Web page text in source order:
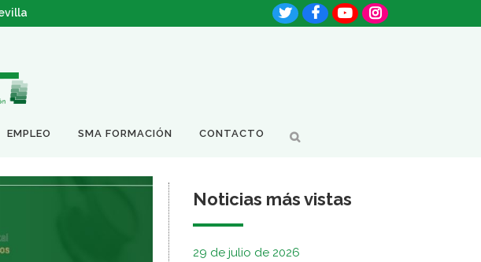
EMPLEO SMA FORMACIÓN CONTACTO
Noticias más vistas
29 de julio de 2026